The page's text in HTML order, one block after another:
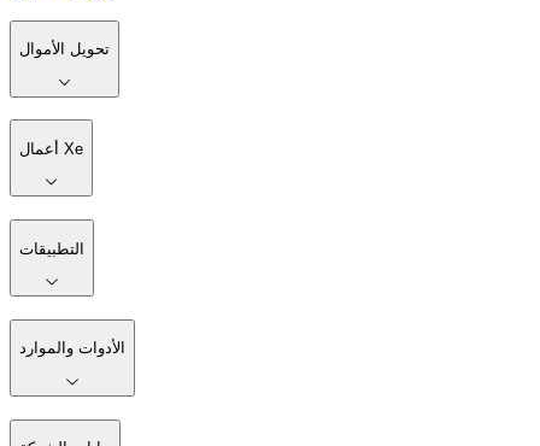
تحويل الأموال
أعمال Xe
التطبيقات
الأدوات والموارد